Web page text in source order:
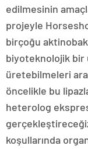
edilmesinin
projeyle
birçoğu
biyoteknolojik bir
üretebilmeleri
öncelikle bu
heterolog
koşullarında